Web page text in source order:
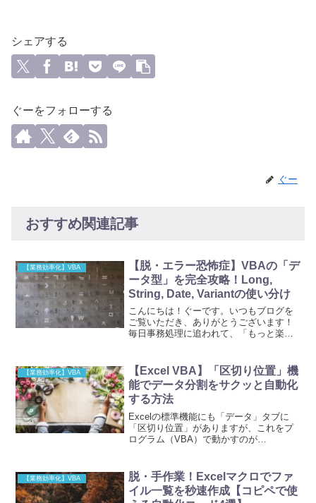
シェアする
ぐーをフォローする
ぐー
おすすめ関連記事
【業務効率化】VBA
【脱・エラー恐怖症】VBAの「デ
ータ型」を完全攻略！Long,
String, Date, Variantの使い分け
こんにちは！ぐーです。いつもブログを
ご覧いただき、ありがとうございます！
毎日事務処理に追われて、「もっと楽に
メッセージに心が折れそうになっていま
せんか？この記事で解決で...
【業務効率化】VBA
【Excel VBA】「区切り位置」機
能でデータ分割をサクッと自動化
する方法
Excelの標準機能にも「データ」タブに
「区切り位置」がありますが、これをプ
ログラム（VBA）で動かすのが
一瞬でデータを切り分ける自動カッタ
ー」のようなイメー...
【業務効率化】VBA
脱・手作業！Excelマクロでファ
イル一覧を秒速作成【コピペで使